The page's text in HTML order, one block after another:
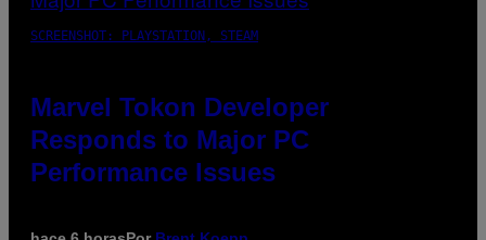
SCREENSHOT: PLAYSTATION, STEAM
Marvel Tokon Developer
Responds to Major PC
Performance Issues